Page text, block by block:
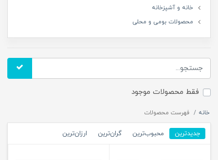
خانه و آشپزخانه
محصولات بومی و محلی
فقط محصولات موجود
خانه فهرست محصولات
جدیدترین محبوب‌ترین گران‌ترین ارزان‌ترین